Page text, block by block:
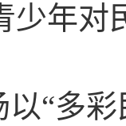
少年对
“多